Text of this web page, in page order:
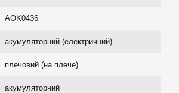
AOK0436
акумуляторний (електричний)
плечовий (на плече)
акумуляторний